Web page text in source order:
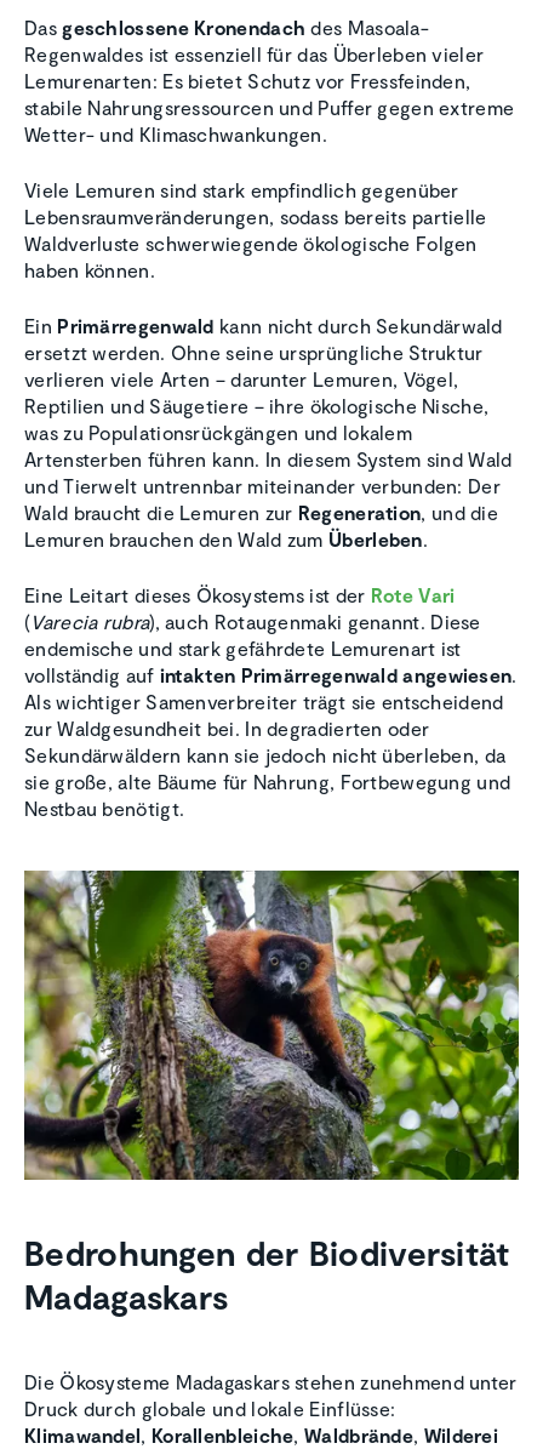
Dasgeschlossene Kronendach des Masoala-
Regenwaldes ist essenziell für das Überleben vieler
Lemurenarten: Es bietet Schutz vor Fressfeinden,
stabile Nahrungsressourcen und Puffer gegen extreme
Wetter- und Klimaschwankungen.
Viele Lemuren sind stark empfindlich gegenüber
Lebensraumveränderungen, sodass bereits partielle
Waldverluste schwerwiegende ökologische Folgen
haben können.
Ein Primärregenwald kann nicht durch Sekundärwald
ersetzt werden. Ohne seine ursprüngliche Struktur
verlieren viele Arten – darunter Lemuren, Vögel,
Reptilien und Säugetiere – ihre ökologische Nische,
was zu Populationsrückgängen und lokalem
Artensterben führen kann. In diesem System sind Wald
und Tierwelt untrennbar miteinander verbunden: Der
Wald braucht die Lemuren zur Regeneration, und die
Lemuren brauchen den Wald zum Überleben.
Eine Leitart dieses Ökosystems ist der Rote Vari
(Varecia rubra), auch Rotaugenmaki genannt. Diese
endemische und stark gefährdete Lemurenart ist
vollständig auf intakten Primärregenwald angewiesen.
Als wichtiger Samenverbreiter trägt sie entscheidend
zur Waldgesundheit bei. In degradierten oder
Sekundärwäldern kann sie jedoch nicht überleben, da
sie große, alte Bäume für Nahrung, Fortbewegung und
Nestbau benötigt.
Bedrohungen der Biodiversität
Madagaskars
Die Ökosysteme Madagaskars stehen zunehmend unter
Druck durch globale und lokale Einflüsse:
Klimawandel, Korallenbleiche,Waldbrände, Wilderei